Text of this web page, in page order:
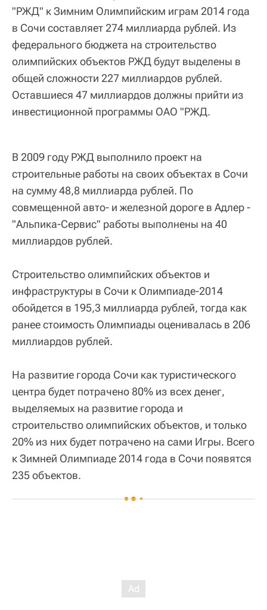
"РЖД" к Зимним Олимпийским играм 2014 года
в Сочи составляет 274 миллиарда рублей. Из
федерального бюджета на строительство
олимпийских объектов РЖД будут выделены в
общей сложности 227 миллиардов рублей.
Оставшиеся 47 миллиардов должны прийти из
инвестиционной программы ОАО "РЖД.
В 2009 году РЖД выполнило проект на
строительные работы на своих объектах в Сочи
на сумму 48,8 миллиарда рублей. По
совмещенной авто- и железной дороге в Адлер -
"Альпика-Сервис" работы выполнены на 40
миллиардов рублей.
Строительство олимпийских объектов и
инфраструктуры в Сочи к Олимпиаде-2014
обойдется в 195,3 миллиарда рублей, тогда как
ранее стоимость Олимпиады оценивалась в 206
миллиардов рублей.
На развитие города Сочи как туристического
центра будет потрачено 80% из всех денег,
выделяемых на развитие города и
строительство олимпийских объектов, и только
20% из них будет потрачено на сами Игры. Всего
к Зимней Олимпиаде 2014 года в Сочи появятся
235 объектов.